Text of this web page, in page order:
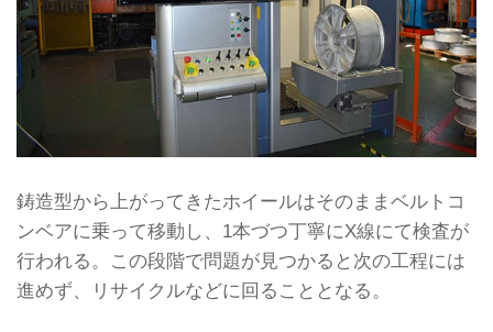
鋳造型から上がってきたホイールはそのままベルトコ
ンベアに乗って移動し、1本づつ丁寧にX線にて検査が
行われる。この段階で問題が見つかると次の工程には
進めず、リサイクルなどに回ることとなる。